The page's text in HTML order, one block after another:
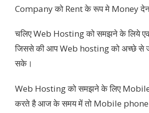
Company को Rent के रूप मे Money
चलिए Web Hosting को समझने के लिये
जिससे की आप Web hosting को अच्छे से
सके।
Web Hosting को समझने के लिए
करते है आज के समय में तो Mobile phone